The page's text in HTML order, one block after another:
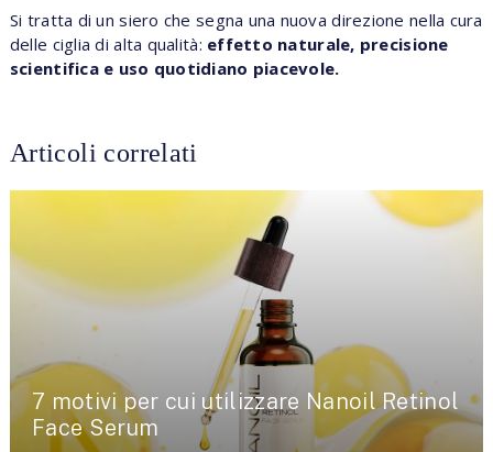
Si tratta di un siero che segna una nuova direzione nella cura
delle ciglia di alta qualità: effetto naturale, precisione
scientifica e uso quotidiano piacevole.
Articoli correlati
7 motivi per cui utilizzare Nanoil Retinol
Face Serum